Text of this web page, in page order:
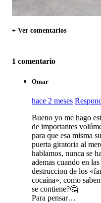
+ Ver comentarios
1 comentario
Omar
hace 2 meses
Bueno yo me hago
de importantes
para que esa misma
puerta giratoria al
hablamos, nunca se
ademas cuando en
destruccion de los
cocaína», como
se contiene?🤔
Para pensar…